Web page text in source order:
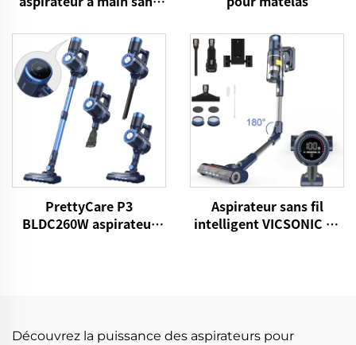
PrettyCare P3
BLDC260W aspirateur
Aspirateur sans fil
intelligent VICSONIC S7
Découvrez la puissance des aspirateurs pour